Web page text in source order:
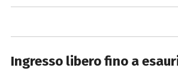
Ingresso libero fino a